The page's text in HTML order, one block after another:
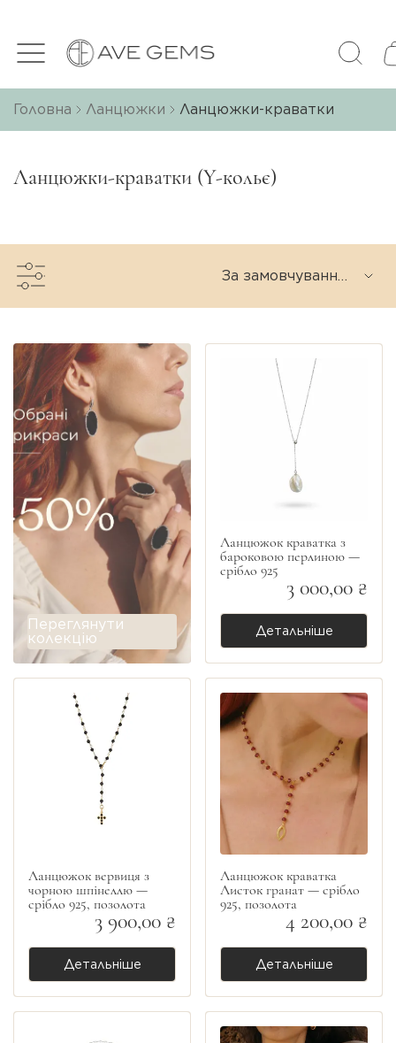
Головна Ланцюжки Ланцюжки-краватки
Ланцюжки-краватки (Y-кольє)
За замовчуванням
Переглянути
колекцію
Ланцюжок краватка з
бароковою перлиною —
срібло 925
3 000,00 ₴
Детальніше
Ланцюжок вервиця з
чорною шпінеллю —
срібло 925, позолота
3 900,00 ₴
Детальніше
Ланцюжок краватка
Листок гранат — срібло
925, позолота
4 200,00 ₴
Детальніше